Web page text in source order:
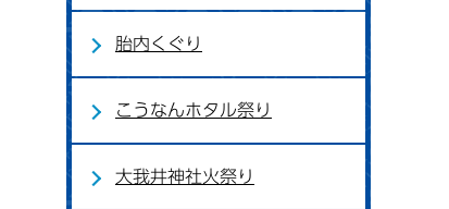
胎内くぐり
こうなんホタル祭り
大我井神社火祭り